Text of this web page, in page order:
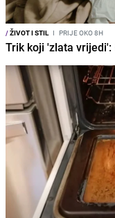
/ŽIVOT I STIL I PRIJE OKO 8H
Trik koji 'zlata